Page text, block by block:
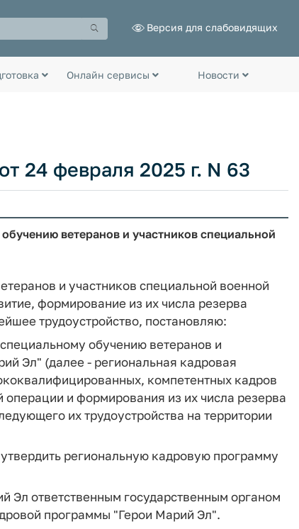
Версия для слабовидящих
Онлайн сервисы Новости
24 февраля 2025 г. N 63
ветеранов и участников специальной
и участников специальной военной
формирование из их числа резерва
трудоустройство, постановляю:
обучению ветеранов и
Эл" (далее - региональная кадровая
компетентных кадров
операции и формирования из их числа резерва
их трудоустройства на территории
региональную кадровую программу
ответственным государственным органом
программы "Герои Марий Эл".